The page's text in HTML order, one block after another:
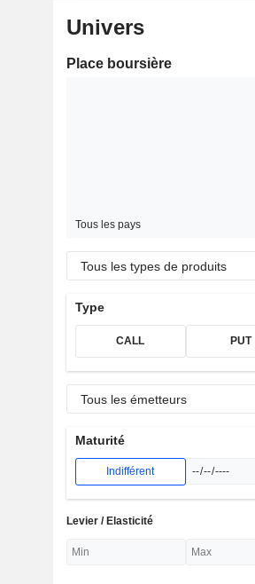
Univers
Place boursière
Tous les pays
Tous les types de produits
Type
CALL PUT
Tous les émetteurs
Maturité
Indifférent
Levier / Elasticité